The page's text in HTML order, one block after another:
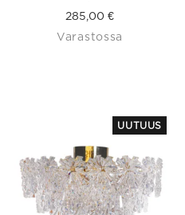
285,00 €
Varastossa
UUTUUS